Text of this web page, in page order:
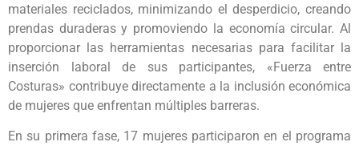
materiales reciclados, minimizando el desperdicio, creando
prendas duraderas y promoviendo la economía circular. Al
proporcionar las herramientas necesarias para facilitar la
inserción laboral de sus participantes, «Fuerza entre
Costuras» contribuye directamente a la inclusión económica
de mujeres que enfrentan múltiples barreras.
En su primera fase, 17 mujeres participaron en el programa